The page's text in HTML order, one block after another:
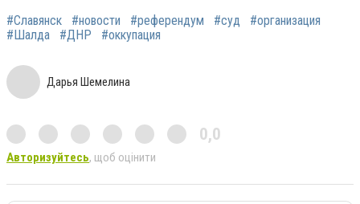
#Славянск #новости #референдум #суд
#организация
#Шалда
#ДНР #оккупация
Дарья Шемелина
0,0
Авторизуйтесь, щоб оцінити